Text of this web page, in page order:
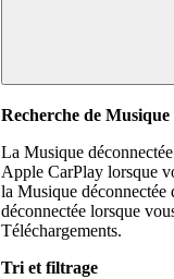
Recherche de Musique
La Musique
Apple CarPlay lorsque
la Musique
déconnectée lorsque
Téléchargements.
Tri et filtrage